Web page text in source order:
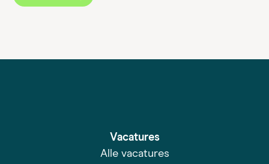
Vacatures
Alle vacatures